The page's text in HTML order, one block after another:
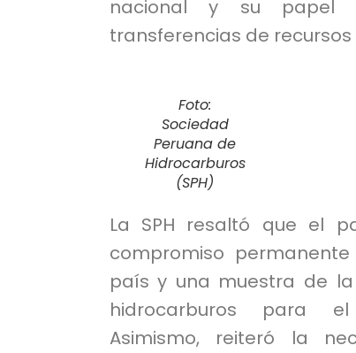
nacional y su papel
transferencias de recursos
Foto:
Sociedad
Peruana de
Hidrocarburos
(SPH)
La SPH resaltó que el
compromiso
país y una muestra de
hidrocarburos para
Asimismo, reiteró la